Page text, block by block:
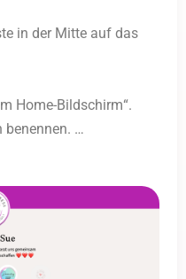
in der Mitte auf das
Home-Bildschirm“.
benennen. …